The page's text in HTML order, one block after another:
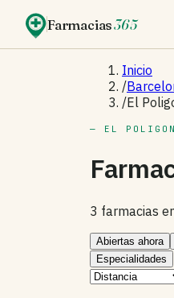
Farmacias365
Inicio
/
/El
— EL
3 farmacias
Abiertas ahora
Especialidades